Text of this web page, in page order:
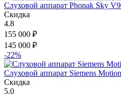
Слуховой аппарат Phonak Sky
Скидка
4.8
155 000 ₽
145 000 ₽
-22%
Слуховой аппарат Siemens
Скидка
5.0